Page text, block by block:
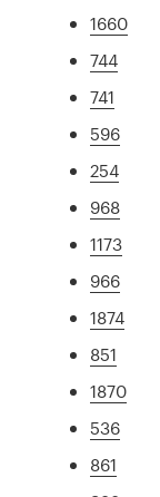
1660
744
741
596
254
968
1173
966
1874
851
1870
536
861